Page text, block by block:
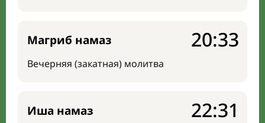
Магриб намаз
Вечерняя (закатная) молитва
20:33
Иша намаз 22:31